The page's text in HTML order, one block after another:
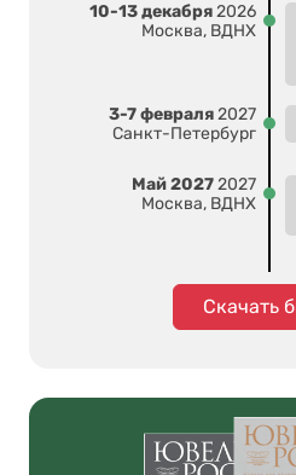
10-13 декабря2026
Москва, ВДНХ
3-7 февраля2027
Санкт-Петербург
Май 20272027
Москва, ВДНХ
Скачать